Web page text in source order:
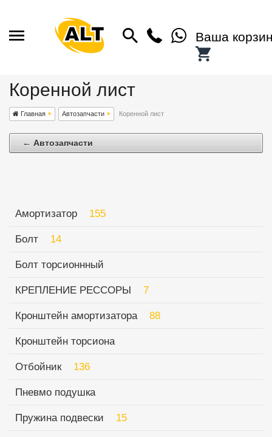
Ваша
Коренной лист
Главная Автозапчасти Коренной лист
← Автозапчасти
Амортизатор 155
Болт 14
Болт торсионнный
КРЕПЛЕНИЕ РЕССОРЫ 7
Кронштейн амортизатора 88
Кронштейн торсиона
Отбойник 136
пневмо подушка
Пружина подвески 15